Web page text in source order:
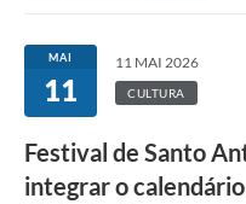
MAI
11
11 MAI 2026
CULTURA
Festival de Santo
integrar o